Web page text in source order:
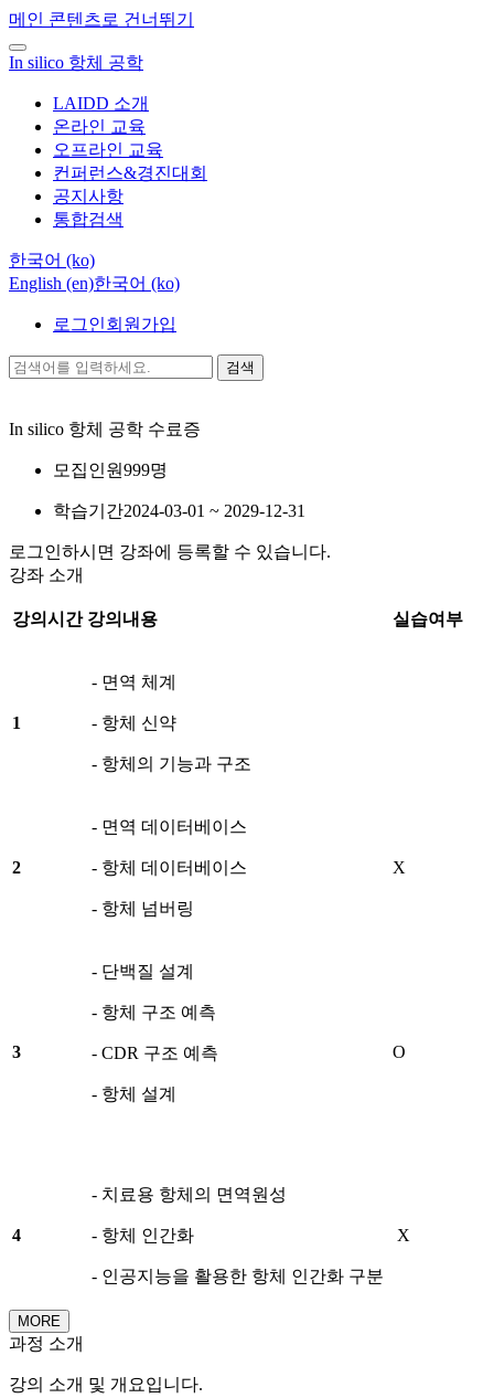
메인 콘텐츠로 건너뛰기
In silico 항체 공학
LAIDD 소개
온라인 교육
오프라인 교육
컨퍼런스&경진대회
공지사항
통합검색
한국어 ‎(ko)‎
English ‎(en)‎한국어 ‎(ko)‎
로그인회원가입
검색
In silico 항체 공학 수료증
모집인원999명
학습기간2024-03-01 ~ 2029-12-31
로그인하시면 강좌에 등록할 수 있습니다.
강좌 소개
강의시간 강의내용 실습여부
1
- 면역 체계
- 항체 신약
- 항체의 기능과 구조
2
- 면역 데이터베이스
- 항체 데이터베이스
- 항체 넘버링
X
3
- 단백질 설계
- 항체 구조 예측
- CDR 구조 예측
- 항체 설계
O
4
- 치료용 항체의 면역원성
- 항체 인간화
- 인공지능을 활용한 항체 인간화 구분
X
MORE
과정 소개
강의 소개 및 개요입니다.